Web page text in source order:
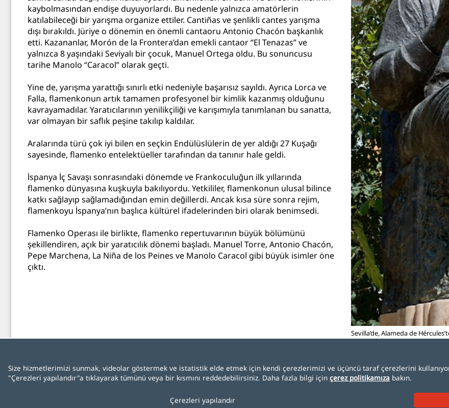
kaybolmasından endişe duyuyorlardı. Bu nedenle yalnızca amatörlerin
katılabileceği bir yarışma organize ettiler. Cantiñas ve şenlikli cantes yarışma
dışı bırakıldı. Jüriye o dönemin en önemli cantaoru Antonio Chacón başkanlık
etti. Kazananlar, Morón de la Frontera’dan emekli cantaor “El Tenazas” ve
yalnızca 8 yaşındaki Seviyalı bir çocuk, Manuel Ortega oldu. Bu sonuncusu
tarihe Manolo “Caracol” olarak geçti.
Yine de, yarışma yarattığı sınırlı etki nedeniyle başarısız sayıldı. Ayrıca Lorca ve
Falla, flamenkonun artık tamamen profesyonel bir kimlik kazanmış olduğunu
kavrayamadılar. Yaratıcılarının yenilikçiliği ve karışımıyla tanımlanan bu sanatta,
var olmayan bir saflık peşine takılıp kaldılar.
Aralarında türü çok iyi bilen en seçkin Endülüslülerin de yer aldığı 27 Kuşağı
sayesinde, flamenko entelektüeller tarafından da tanınır hale geldi.
İspanya İç Savaşı sonrasındaki dönemde ve Frankoculuğun ilk yıllarında
flamenko dünyasına kuşkuyla bakılıyordu. Yetkililer, flamenkonun ulusal bilince
katkı sağlayıp sağlamadığından emin değillerdi. Ancak kısa süre sonra rejim,
flamenkoyu İspanya’nın başlıca kültürel ifadelerinden biri olarak benimsedi.
Flamenko Operası ile birlikte, flamenko repertuvarının büyük bölümünü
şekillendiren, açık bir yaratıcılık dönemi başladı. Manuel Torre, Antonio Chacón,
Pepe Marchena, La Niña de los Peines ve Manolo Caracol gibi büyük isimler öne
çıktı.
Sevilla’de, Alameda de
İletişim Yasal uyarı Gizlilik politikası Çerez politikası Site haritası
EspañolEnglishFrançaisDeutsch
Size hizmetlerimizi sunmak, videolar göstermek ve istatistik elde etmek için kendi çerezlerimizi ve üçüncü taraf çerezlerini
"Çerezleri yapılandır"a tıklayarak tümünü veya bir kısmını reddedebilirsiniz. Daha fazla bilgi için çerez politikamıza bakın.
Çerezleri yapılandır